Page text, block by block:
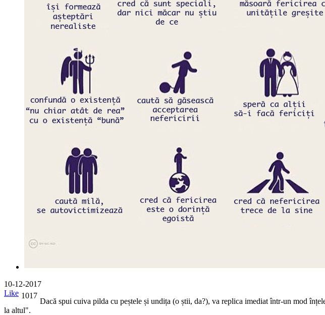
10-12-2017
Like 1017
Dacă spui cuiva pilda cu peștele și undița (o știi, da?), va replica imediat într-un mod
la altul".